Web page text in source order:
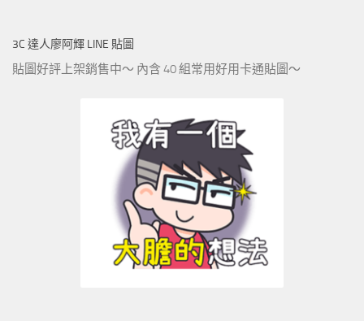
3C 達人廖阿輝 LINE 貼圖
貼圖好評上架銷售中～ 內含 40 組常用好用卡通貼圖～